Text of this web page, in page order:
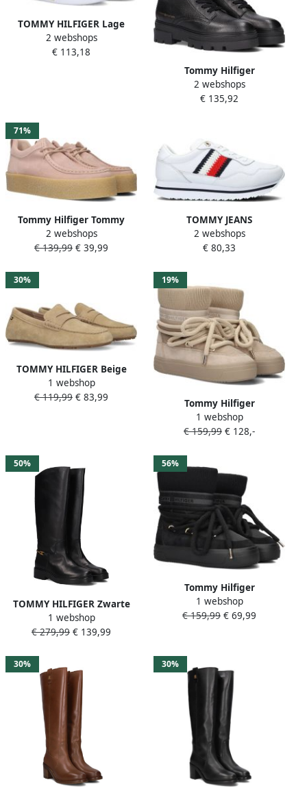
TOMMY HILFIGER Lage
Sneakers Dames Th Prep
Court Maat: 36 Materiaal:
2 webshops
€ 113,18
Tommy Hilfiger
Veterlaarsjes
MONOCHROMATIC LACE UP
2 webshops
€ 135,92
71%
Tommy Hilfiger Tommy
Jeans Suede Shoe
Veterschoenen Laag Beige
2 webshops
€ 139,99 € 39,99
TOMMY JEANS
Plateausneakers TJW RETRO
BASKET FLATFORM ESS met
vrijetijdsschoen lage
schoen veterschoen
2 webshops
€ 80,33
30%
TOMMY HILFIGER Beige
Pantoffels Soft Driver Loafer
1 webshop
€ 119,99 € 83,99
19%
Tommy Hilfiger
Veterschoenen
TOMMYTECH LOGOTAPE
veterboots outdoorschoen
textielband met logo
1 webshop
€ 159,99 € 128,-
50%
TOMMY HILFIGER Zwarte
Laarzen Th Horsebit Riding
Long Boot
1 webshop
€ 279,99 € 139,99
56%
Tommy Hilfiger
Veterschoenen
TOMMYTECH LOGOTAPE
textielband met logo
1 webshop
€ 159,99 € 69,99
30% 30%